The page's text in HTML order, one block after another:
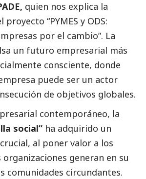
quien nos explica la
“PYMES y ODS:
por el cambio”. La
un futuro empresarial más
consciente, donde
puede ser un actor
de objetivos globales.
contemporáneo, la
social” ha adquirido un
al poner valor a los
generan en su
comunidades circundantes.